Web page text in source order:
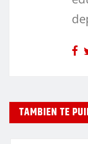
TAMBIEN TE